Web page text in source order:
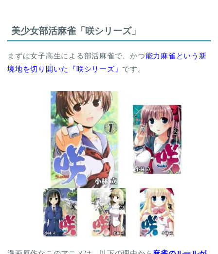
美少女部活麻雀「咲シリーズ」
まずは女子高生による部活麻雀で、かつ能力麻雀という新
境地を切り開いた『咲シリーズ』 です。